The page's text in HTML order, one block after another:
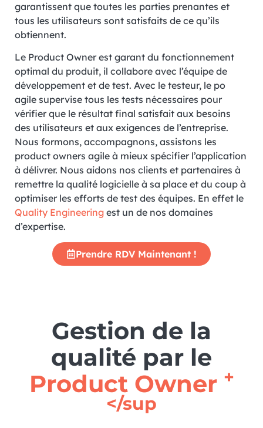
garantissent que toutes les parties prenantes et
tous les utilisateurs sont satisfaits de ce qu’ils
obtiennent.
Le Product Owner est garant du fonctionnement
optimal du produit, il collabore avec l’équipe de
développement et de test. Avec le testeur, le po
agile supervise tous les tests nécessaires pour
vérifier que le résultat final satisfait aux besoins
des utilisateurs et aux exigences de l’entreprise.
Nous formons, accompagnons, assistons les
product owners agile à mieux spécifier l’application
à délivrer. Nous aidons nos clients et partenaires à
remettre la qualité logicielle à sa place et du coup à
optimiser les efforts de test des équipes. En effet le
Quality Engineering est un de nos domaines
d’expertise.
Prendre RDV Maintenant !
Gestion de la
qualité par le
Product Owner +
</sup